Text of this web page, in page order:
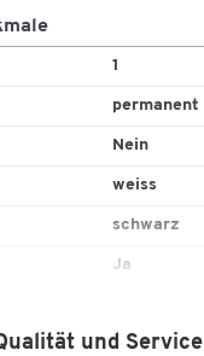
1
permanent
Nein
weiss
schwarz
Ja
Aluminium
und Service